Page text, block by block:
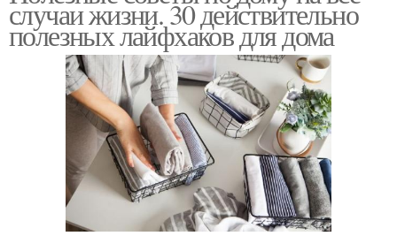
случаи жизни. 30 действительно
полезных лайфхаков для дома